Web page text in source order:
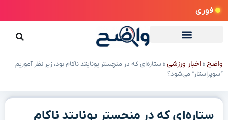
فوری
واضح »اخبار ورزشی »ستاره‌ای که در منچستر یونایتد ناکام بود، زیر نظر آموریم
“سوپراستار” می‌شود؟
ستاره‌ای که در منچستر یونایتد ناکام